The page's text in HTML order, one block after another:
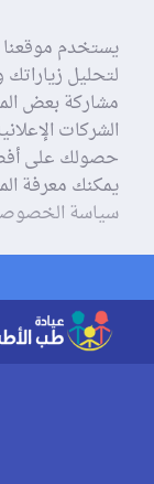
يستخدم موقعنا
لتحليل
الشركات
حصولك على
يمكنك معرفة
سياسة